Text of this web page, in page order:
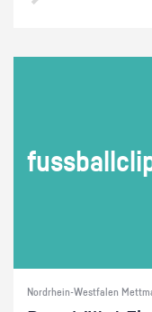
Nordrhein-Westfalen